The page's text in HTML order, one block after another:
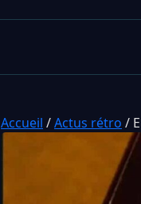
Accueil /Actus rétro /